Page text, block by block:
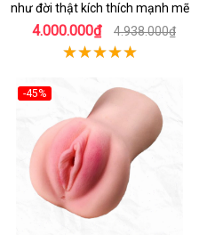
như đời thật kích thích mạnh mẽ
4.000.000₫ 4.938.000₫
-45%